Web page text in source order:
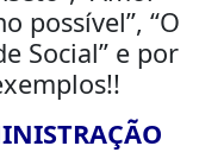
possível”, “O
Social” e por